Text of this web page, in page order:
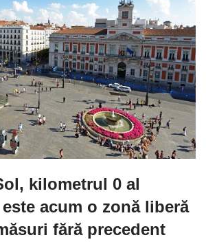
kilometrul 0 al
acum o zonă liberă
fără precedent